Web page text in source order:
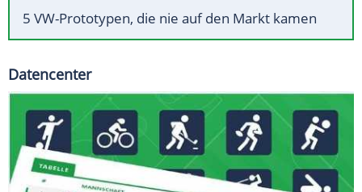
5 VW-Prototypen, die nie auf den Markt kamen
Datencenter